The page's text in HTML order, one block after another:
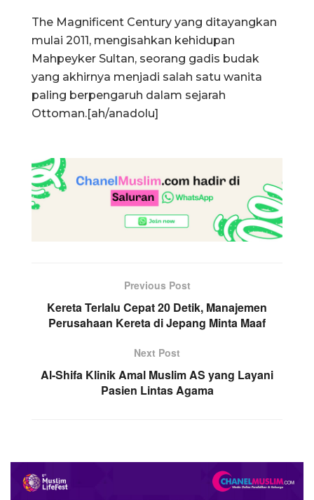
The Magnificent Century yang ditayangkan
mulai 2011, mengisahkan kehidupan
Mahpeyker Sultan, seorang gadis budak
yang akhirnya menjadi salah satu wanita
paling berpengaruh dalam sejarah
Ottoman.[ah/anadolu]
Previous Post
Kereta Terlalu Cepat 20 Detik, Manajemen
Perusahaan Kereta di Jepang Minta Maaf
Next Post
Al-Shifa Klinik Amal Muslim AS yang Layani
Pasien Lintas Agama